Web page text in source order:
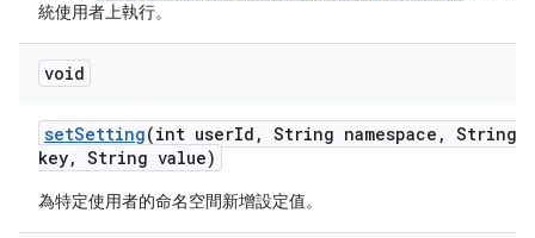
統使用者上執行。
void
setSetting(int userId , String namespace , String
key, String value)
為特定使用者的命名空間新增設定值。